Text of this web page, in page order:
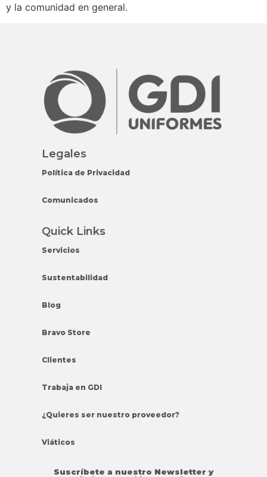
y la comunidad en general.
Legales
Política de Privacidad
Comunicados
Quick Links
Servicios
Sustentabilidad
Blog
Bravo Store
Clientes
Trabaja en GDI
¿Quieres ser nuestro proveedor?
Viáticos
Suscríbete a nuestro Newsletter y